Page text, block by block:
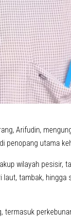
Arifudin,
penopang utama
wilayah pesisir,
tambak, hingga
termasuk